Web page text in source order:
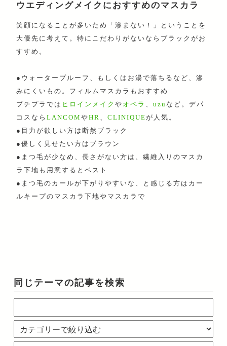
ウエディングメイクにおすすめのマスカラ
笑顔になることが多いため「滲まない！」ということを
大優先に考えて。特にこだわりがないならブラックがお
すすめ。
●ウォータープルーフ、もしくはお湯で落ちるなど、滲
みにくいもの。フィルムマスカラもおすすめ
プチプラでは ヒロインメイクや オペラ 、uzu など。デパ
コスならLANCOMやHR 、CLINIQUEが人気。
●目力が欲しい方は断然ブラック
●優しく見せたい方はブラウン
●まつ毛が少なめ、長さがない方は、繊維入りのマスカ
ラ下地も用意するとベスト
●まつ毛のカールが下がりやすいな、と感じる方はカー
ルキープのマスカラ下地やマスカラで
同じテーマの記事を検索